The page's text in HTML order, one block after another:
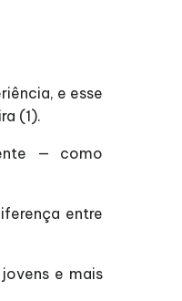
e esse
(1).
— como
entre
e mais